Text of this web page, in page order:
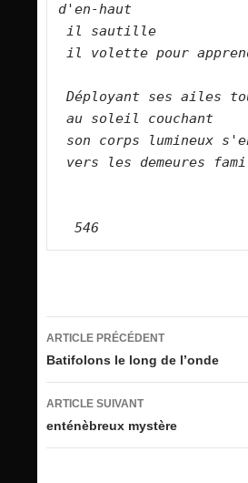
d'en-haut
il sautille
il volette pour
Déployant ses ailes
au soleil couchant
son corps lumineux
vers les demeures
546
Navigation
des
articles
ARTICLE PRÉCÉDENT
Batifolons le long de l’onde
ARTICLE SUIVANT
enténèbreux mystère